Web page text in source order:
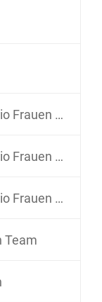
Stage 1
Stage 2
Medal Match
Team